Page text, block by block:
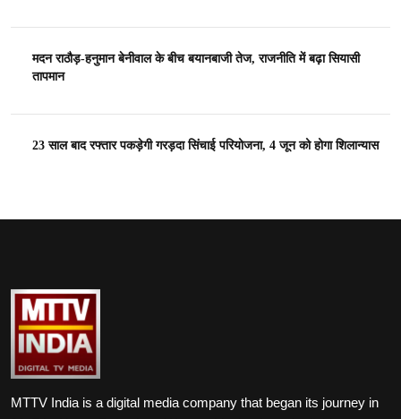
मदन राठौड़-हनुमान बेनीवाल के बीच बयानबाजी तेज, राजनीति में बढ़ा सियासी
तापमान
23 साल बाद रफ्तार पकड़ेगी गरड़दा सिंचाई परियोजना, 4 जून को होगा शिलान्यास
MTTV India is a digital media company that began its journey in